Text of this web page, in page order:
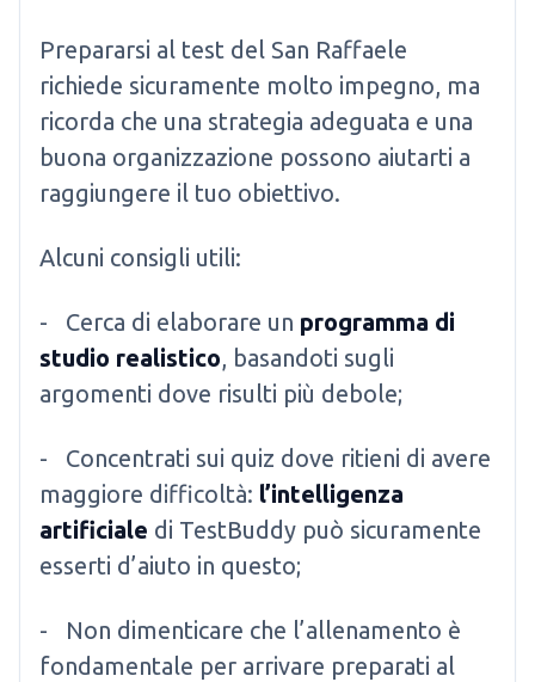
Prepararsi al test del San Raffaele
richiede sicuramente molto impegno, ma
ricorda che una strategia adeguata e una
buona organizzazione possono aiutarti a
raggiungere il tuo obiettivo.
Alcuni consigli utili:
- Cerca di elaborare un programma di
studio realistico, basandoti sugli
argomenti dove risulti più debole;
- Concentrati sui quiz dove ritieni di avere
maggiore difficoltà: l’intelligenza
artificiale di TestBuddy può sicuramente
esserti d’aiuto in questo;
- Non dimenticare che l’allenamento è
fondamentale per arrivare preparati al